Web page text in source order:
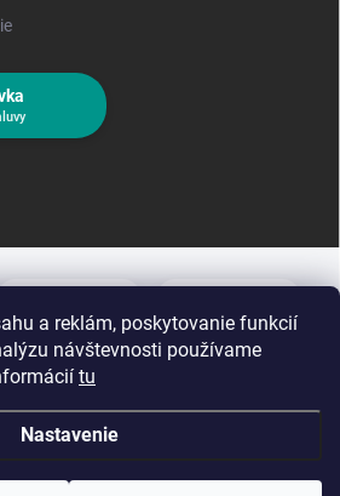
a reklám, poskytovanie funkcií
návštevnosti používame
tu
Nastavenie
dekorácie. Všetky práva vyhradené.Upraviť